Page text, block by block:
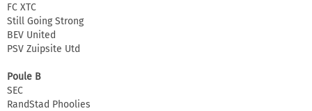
FC XTC
Still Going Strong
BEV United
PSV Zuipsite Utd
Poule B
SEC
RandStad Phoolies